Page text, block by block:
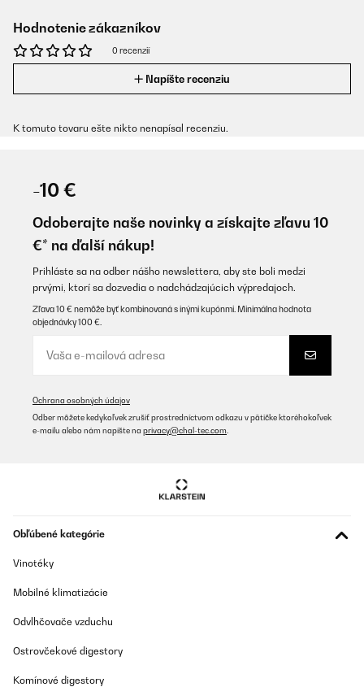
Hodnotenie zákazníkov
0 recenzií
Napíšte recenziu
K tomuto tovaru ešte nikto nenapísal recenziu.
-10 €
Odoberajte naše novinky a získajte zľavu 10
€* na ďalší nákup!
Prihláste sa na odber nášho newslettera, aby ste boli medzi
prvými, ktorí sa dozvedia o nadchádzajúcich výpredajoch.
Zľava 10 € nemôže byť kombinovaná s inými kupónmi. Minimálna hodnota
objednávky 100 €.
Ochrana osobných údajov
Odber môžete kedykoľvek zrušiť prostredníctvom odkazu v pätičke ktoréhokoľvek
e-mailu alebo nám napíšte na privacy@chal-tec.com
Obľúbené kategórie
Vinotéky
Mobilné klimatizácie
Odvlhčovače vzduchu
Ostrovčekové digestory
Komínové digestory